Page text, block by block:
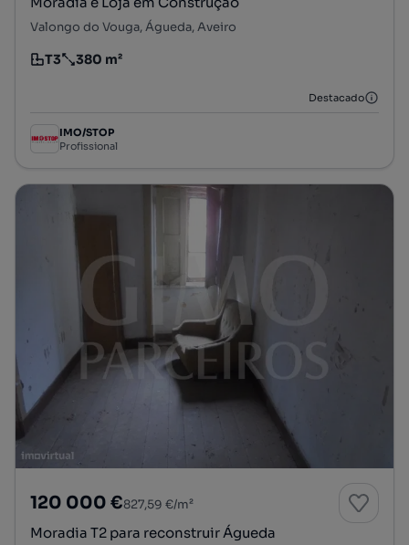
Valongo do Vouga, Águeda, Aveiro
Tipologia
T3
Preço por metro quadrado
380 m²
Destacado
IMO/STOP
Profissional
120 000 €827,59 €/m²
Moradia T2 para reconstruir Águeda